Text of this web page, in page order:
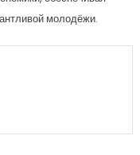
молодёжи.